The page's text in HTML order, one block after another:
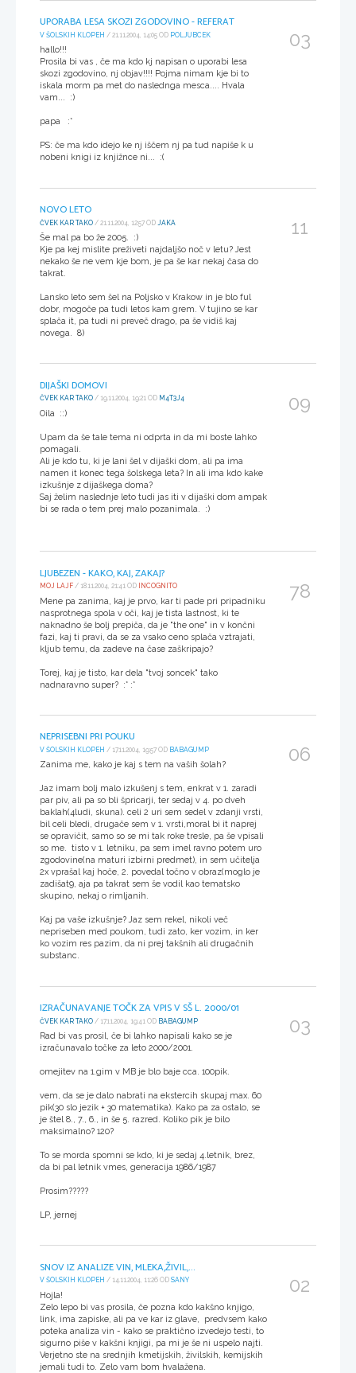
UPORABA LESA SKOZI ZGODOVINO - REFERAT
V ŠOLSKIH KLOPEH / 21.11.2004, 14:05 OD POLJUBCEK
hallo!!!
Prosila bi vas , če ma kdo kj napisan o uporabi lesa
skozi zgodovino, nj objav!!!! Pojma nimam kje bi to
iskala morm pa met do naslednga mesca.... Hvala
vam... :)
papa :*
PS: če ma kdo idejo ke nj iščem nj pa tud napiše k u
nobeni knigi iz knjižnce ni... :(
03
NOVO LETO
ČVEK KAR TAKO / 21.11.2004, 12:57 OD JAKA
Še mal pa bo že 2005. :)
Kje pa kej mislite preživeti najdaljšo noč v letu? Jest
nekako še ne vem kje bom, je pa še kar nekaj časa do
takrat.
Lansko leto sem šel na Poljsko v Krakow in je blo ful
dobr, mogoče pa tudi letos kam grem. V tujino se kar
splača it, pa tudi ni preveč drago, pa še vidiš kaj
novega. 8)
11
DIJAŠKI DOMOVI
ČVEK KAR TAKO / 19.11.2004, 19:21 OD M4T3J4
Oila ::)
Upam da še tale tema ni odprta in da mi boste lahko
pomagali.
Ali je kdo tu, ki je lani šel v dijaški dom, ali pa ima
namen it konec tega šolskega leta? In ali ima kdo kake
izkušnje z dijaškega doma?
Saj želim naslednje leto tudi jas iti v dijaški dom ampak
bi se rada o tem prej malo pozanimala. :)
09
LJUBEZEN - KAKO, KAJ, ZAKAJ?
MOJ LAJF / 18.11.2004, 21:41 OD INCOGNITO
Mene pa zanima, kaj je prvo, kar ti pade pri pripadniku
nasprotnega spola v oči, kaj je tista lastnost, ki te
naknadno še bolj prepiča, da je "the one" in v končni
fazi, kaj ti pravi, da se za vsako ceno splača vztrajati,
kljub temu, da zadeve na čase zaškripajo?
Torej, kaj je tisto, kar dela "tvoj soncek" tako
nadnaravno super? :* :*
78
NEPRISEBNI PRI POUKU
V ŠOLSKIH KLOPEH / 17.11.2004, 19:57 OD BABAGUMP
Zanima me, kako je kaj s tem na vaših šolah?
Jaz imam bolj malo izkušenj s tem, enkrat v 1. zaradi
par piv, ali pa so bli špricarji, ter sedaj v 4. po dveh
baklah(4ludi, skuna). celi 2 uri sem sedel v zdanji vrsti,
bil celi bledi, drugače sem v 1. vrsti,moral bi it naprej
se opravičit, samo so se mi tak roke tresle, pa še vpisali
so me. tisto v 1. letniku, pa sem imel ravno potem uro
zgodovine(na maturi izbirni predmet), in sem učitelja
2x vprašal kaj hoče, 2. povedal točno v obraz(moglo je
zadišat9, aja pa takrat sem še vodil kao tematsko
skupino, nekaj o rimljanih.
Kaj pa vaše izkušnje? Jaz sem rekel, nikoli več
nepriseben med poukom, tudi zato, ker vozim, in ker
ko vozim res pazim, da ni prej takšnih ali drugačnih
substanc.
06
IZRAČUNAVANJE TOČK ZA VPIS V SŠ L. 2000/01
ČVEK KAR TAKO / 17.11.2004, 19:41 OD BABAGUMP
Rad bi vas prosil, če bi lahko napisali kako se je
izračunavalo točke za leto 2000/2001.
omejitev na 1.gim v MB je blo baje cca. 100pik.
vem, da se je dalo nabrati na ekstercih skupaj max. 60
pik(30 slo jezik + 30 matematika). Kako pa za ostalo, se
je štel 8., 7., 6., in še 5. razred. Koliko pik je bilo
maksimalno? 120?
To se morda spomni se kdo, ki je sedaj 4.letnik, brez,
da bi pal letnik vmes, generacija 1986/1987
Prosim?????
LP, jernej
03
SNOV IZ ANALIZE VIN, MLEKA,ŽIVIL,...
V ŠOLSKIH KLOPEH / 14.11.2004, 11:26 OD SANY
Hojla!
Zelo lepo bi vas prosila, če pozna kdo kakšno knjigo,
link, ima zapiske, ali pa ve kar iz glave, predvsem kako
poteka analiza vin - kako se praktično izvedejo testi, to
sigurno piše v kakšni knjigi, pa mi je še ni uspelo najti.
Verjetno ste na srednjih kmetijskih, živilskih, kemijskih
jemali tudi to. Zelo vam bom hvalažena.
02